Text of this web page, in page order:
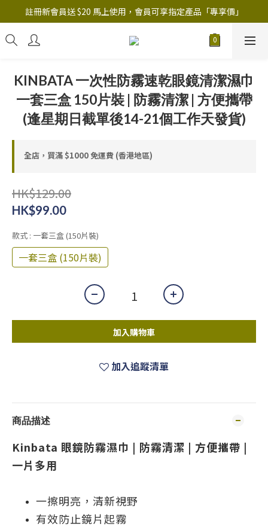
註冊新會員送 $20 馬上使用，會員可享指定產品「​專享價」
註冊新會員送 $20 馬上使用，會員可享指定產品「​專享價」
B.Y.O.B Mask Collection 任選優惠: 4件9折
KINBATA 一次性防霧速乾眼鏡清潔濕巾
一套三盒 150片裝 | 防霧清潔 | 方便攜帶
(逢星期日截單後14-21個工作天發貨)
全店，買滿 $1000 免運費 (香港地區)
HK$129.00
HK$99.00
款式 : 一套三盒 (150片裝)
一套三盒 (150片裝)
加入購物車
加入追蹤清單
商品描述
Kinbata 眼鏡防霧濕巾 | 防霧清潔 | 方便攜帶 |
一片多用
一擦明亮，清新視野
有效防止鏡片起霧